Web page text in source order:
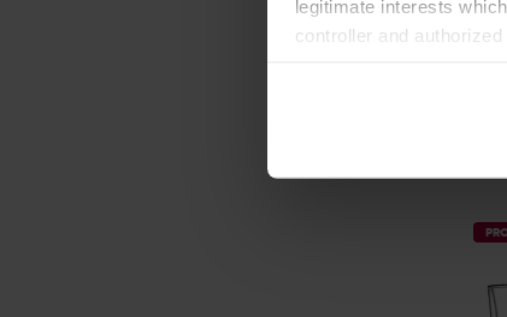
legitimate interests
controller and